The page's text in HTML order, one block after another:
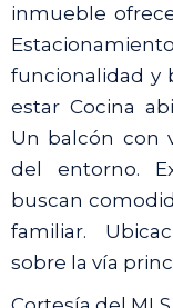
inmueble
funcionalidad y
estar Cocina
Un balcón con
del entorno.
buscan
familiar.
sobre la vía